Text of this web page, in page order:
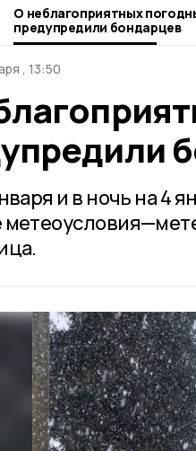
О неблагоприятных
предупредили бондарцев
, 13:50
и в ночь на 4